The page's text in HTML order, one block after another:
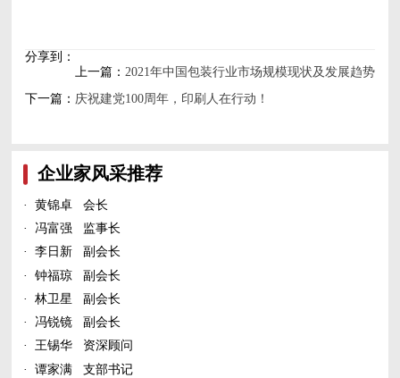
分享到：
上一篇： 2021年中国包装行业市场规模现状及发展趋势
分析
下一篇： 庆祝建党100周年，印刷人在行动！
企业家风采推荐
·
黄锦卓 会长
·
冯富强 监事长
·
李日新 副会长
·
钟福琼 副会长
·
林卫星 副会长
·
冯锐镜 副会长
·
王锡华 资深顾问
·
谭家满 支部书记